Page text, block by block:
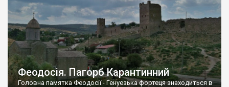
Феодосія. Пагорб Карантинний
Головна памятка Феодосії - Генуезька фортеця знаходиться в